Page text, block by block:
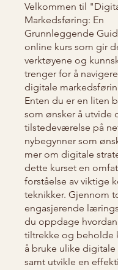
Velkommen til
Markedsføring: En
Grunnleggende
online kurs som gir
verktøyene og
trenger for å
digitale
Enten du er en liten
som ønsker å utvide
tilstedeværelse på
nybegynner som
mer om digitale
dette kurset en
forståelse av viktige
teknikker. Gjennom
engasjerende
du oppdage
tiltrekke og beholde
å bruke ulike
samt utvikle en